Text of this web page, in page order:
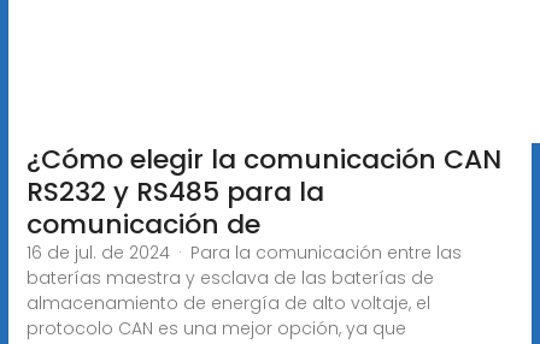
¿Cómo elegir la comunicación CAN
RS232 y RS485 para la
comunicación de
16 de jul. de 2024 · Para la comunicación entre las
baterías maestra y esclava de las baterías de
almacenamiento de energía de alto voltaje, el
protocolo CAN es una mejor opción, ya que